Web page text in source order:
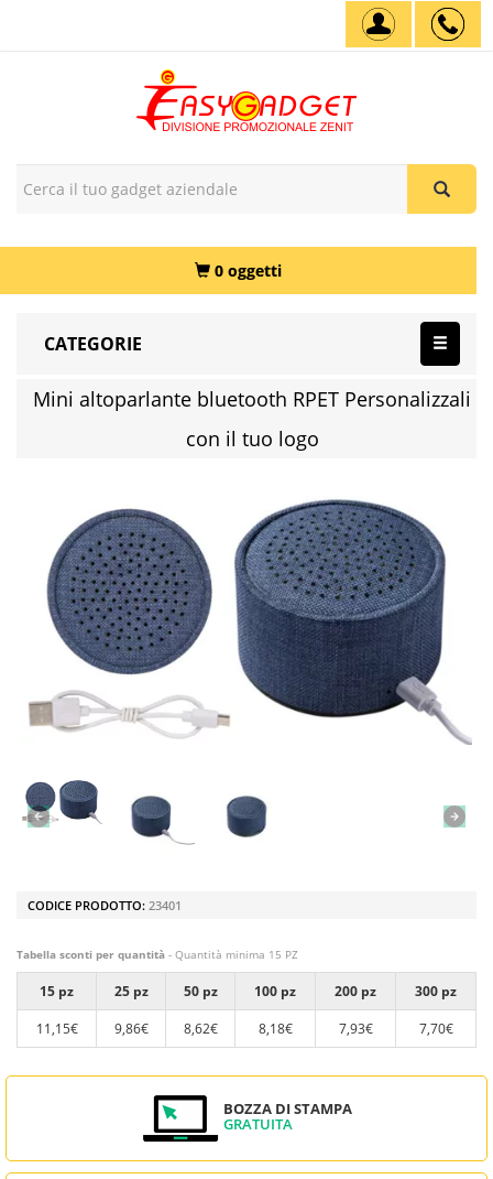
0 oggetti
CATEGORIE
Mini altoparlante bluetooth RPET Personalizzali
con il tuo logo
CODICE PRODOTTO: 23401
Tabella sconti per quantità - Quantità minima 15 PZ
15 pz 25 pz 50 pz 100 pz 200 pz
300 pz
11,15€
9,86€ 8,62€ 8,18€ 7,93€ 7,70€
BOZZA DI STAMPA
GRATUITA